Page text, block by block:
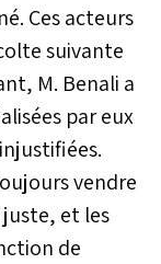
une
Armé
et de
cet
que
il a
Ces acteurs
suivante
M. Benali a
par eux
vendre
et les
de